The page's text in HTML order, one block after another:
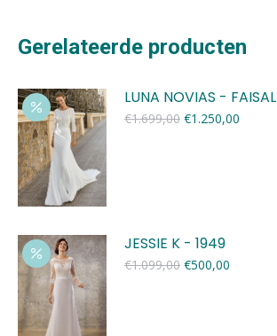
Gerelateerde producten
LUNA NOVIAS - FAISAL
€1.699,00 Oorspronkelijke
€1.250,00
JESSIE K - 1949
€1.099,00 Oorspronkelijke
€500,00